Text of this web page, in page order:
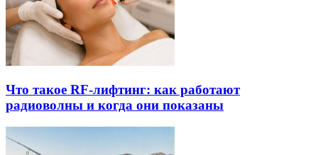
Что такое RF-лифтинг: как работают
радиоволны и когда они показаны